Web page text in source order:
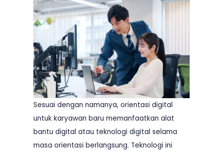
Sesuai dengan namanya, orientasi digital
untuk karyawan baru memanfaatkan alat
bantu digital atau teknologi digital selama
masa orientasi berlangsung. Teknologi ini